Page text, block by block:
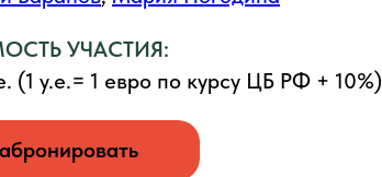
(1 у.е.= 1 евро по курсу ЦБ РФ + 10%)
УЧАСТИЯ: